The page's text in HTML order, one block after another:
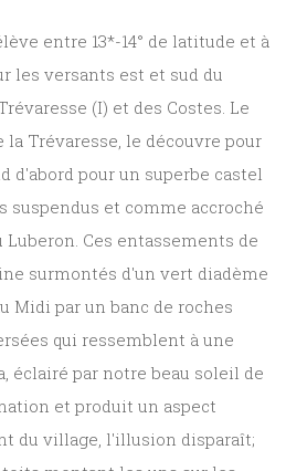
entre 13*-14° de latitude et à
les versants est et sud du
(I) et des Costes. Le
la Trévaresse, le découvre pour
d'abord pour un superbe castel
suspendus et comme accroché
Luberon. Ces entassements de
surmontés d'un vert diadème
Midi par un banc de roches
qui ressemblent à une
éclairé par notre beau soleil de
et produit un aspect
du village, l'illusion disparaît;